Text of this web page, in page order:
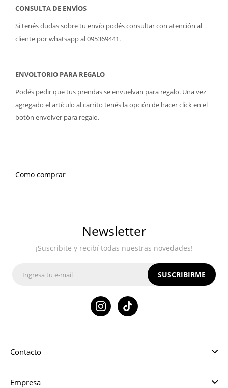
CONSULTA DE ENVÍOS
Si tenés dudas sobre tu envío podés consultar con atención al
cliente por whatsapp al 095369441.
ENVOLTORIO PARA REGALO
Podés pedir que tus prendas se envuelvan para regalo. Una vez
agregado el artículo al carrito tenés la opción de hacer click en el
botón envolver para regalo.
Como comprar
Contacto
Empresa
Newsletter
¡Suscribite y recibí todas nuestras novedades!
SUSCRIBIRME
